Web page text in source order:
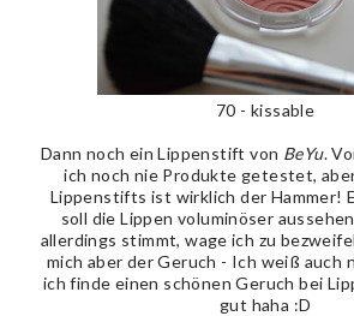
70 - kissable
Dann noch ein Lippenstift von BeYu.
ich noch nie Produkte getestet,
Lippenstifts ist wirklich der Hammer!
soll die Lippen voluminöser
allerdings stimmt, wage ich zu
mich aber der Geruch - Ich weiß auch
ich finde einen schönen Geruch bei
gut haha :D